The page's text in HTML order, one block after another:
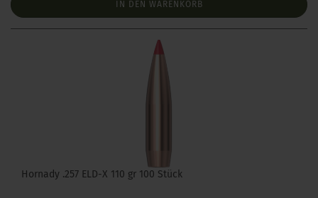
IN DEN WARENKORB
Hornady .257 ELD-X 110 gr 100 Stück